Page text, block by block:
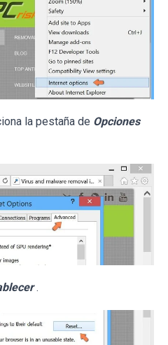
la pestaña de Opciones
.